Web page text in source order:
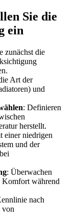
Sie die
ein
zunächst die
Art der
und
: Definieren
herstellt.
einer niedrigen
und der
: Überwachen
Komfort während
nach
von